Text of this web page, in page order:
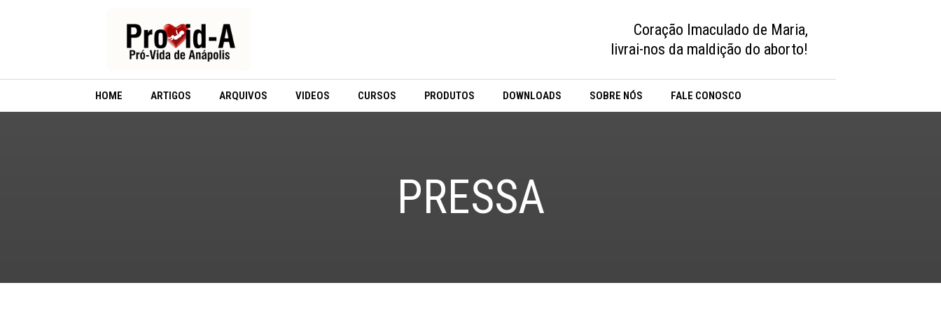
Coração Imaculado de Maria,
livrai-nos da maldição do aborto!
HOME ARTIGOS ARQUIVOS VIDEOS CURSOS PRODUTOS DOWNLOADS SOBRE NÓS FALE CONOSCO
PRESSA